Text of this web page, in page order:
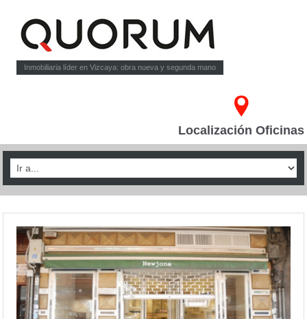
Inmobiliaria líder en Vizcaya: obra nueva y segunda mano
Localización Oficinas